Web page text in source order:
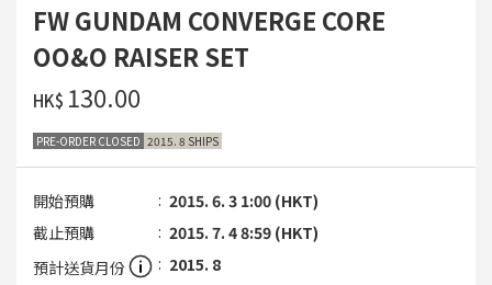
FW GUNDAM CONVERGE CORE
OO&O RAISER SET
HK$ ‌130.00
PRE-ORDER CLOSED 2015. 8 SHIPS
開始預購
2015. 6. 3 1:00 (HKT)
截止預購
2015. 7. 4 8:59 (HKT)
預計送貨月份
2015. 8